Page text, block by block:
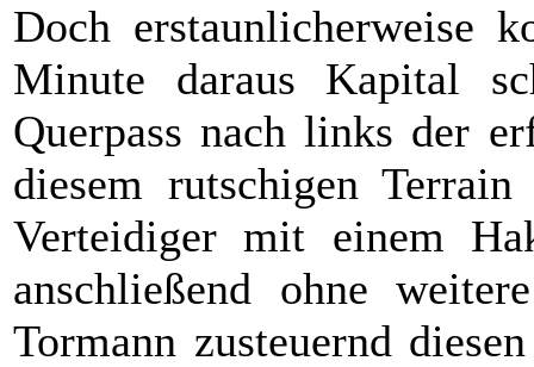
Doch erstaunlicherweise
Minute daraus Kapital
Querpass nach links der
diesem rutschigen
Verteidiger mit einem
anschließend ohne
Tormann zusteuernd